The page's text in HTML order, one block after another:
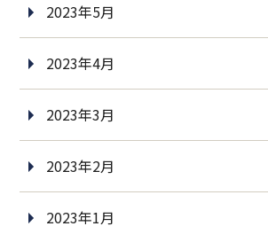
2023年5月
2023年4月
2023年3月
2023年2月
2023年1月